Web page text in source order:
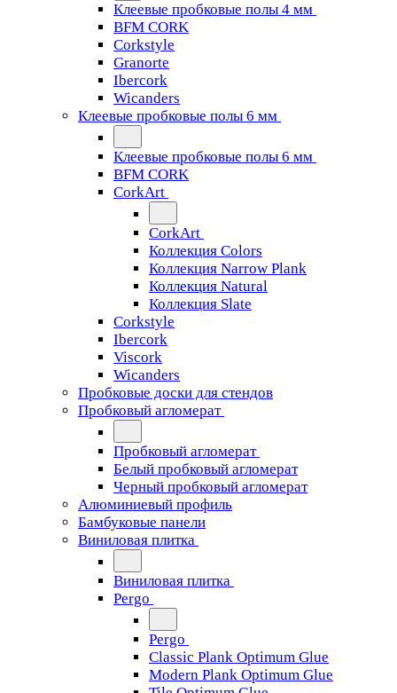
Клеевые пробковые полы 4 мм
BFM CORK
Corkstyle
Granorte
Ibercork
Wicanders
Клеевые пробковые полы 6 мм
Клеевые пробковые полы 6 мм
BFM CORK
CorkArt
CorkArt
Коллекция Colors
Коллекция Narrow Plank
Коллекция Natural
Коллекция Slate
Corkstyle
Ibercork
Viscork
Wicanders
Пробковые доски для стендов
Пробковый агломерат
Пробковый агломерат
Белый пробковый агломерат
Черный пробковый агломерат
Алюминиевый профиль
Бамбуковые панели
Виниловая плитка
Виниловая плитка
Pergo
Pergo
Classic Plank Optimum Glue
Modern Plank Optimum Glue